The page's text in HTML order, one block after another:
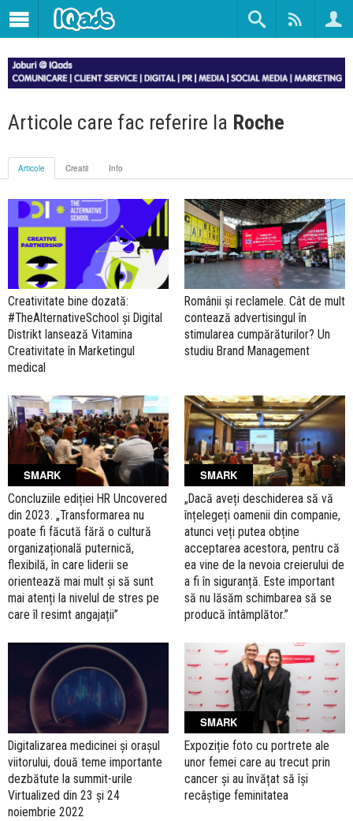
Articole care fac referire la Roche
Articole Creatii Info
Creativitate bine dozată:
#TheAlternativeSchool și Digital
Distrikt lansează Vitamina
Creativitate în Marketingul
medical
Românii și reclamele. Cât de mult
contează advertisingul în
stimularea cumpărăturilor? Un
studiu Brand Management
SMARK
Concluziile ediției HR Uncovered
din 2023. „Transformarea nu
poate fi făcută fără o cultură
organizațională puternică,
flexibilă, în care liderii se
orientează mai mult și să sunt
mai atenți la nivelul de stres pe
care îl resimt angajații”
SMARK
„Dacă aveți deschiderea să vă
înțelegeți oamenii din companie,
atunci veți putea obține
acceptarea acestora, pentru că
ea vine de la nevoia creierului de
a fi în siguranță. Este important
să nu lăsăm schimbarea să se
producă întâmplător.”
Digitalizarea medicinei și orașul
viitorului, două teme importante
dezbătute la summit-urile
Virtualized din 23 și 24
noiembrie 2022
SMARK
Expoziție foto cu portrete ale
unor femei care au trecut prin
cancer și au învățat să își
recâștige feminitatea